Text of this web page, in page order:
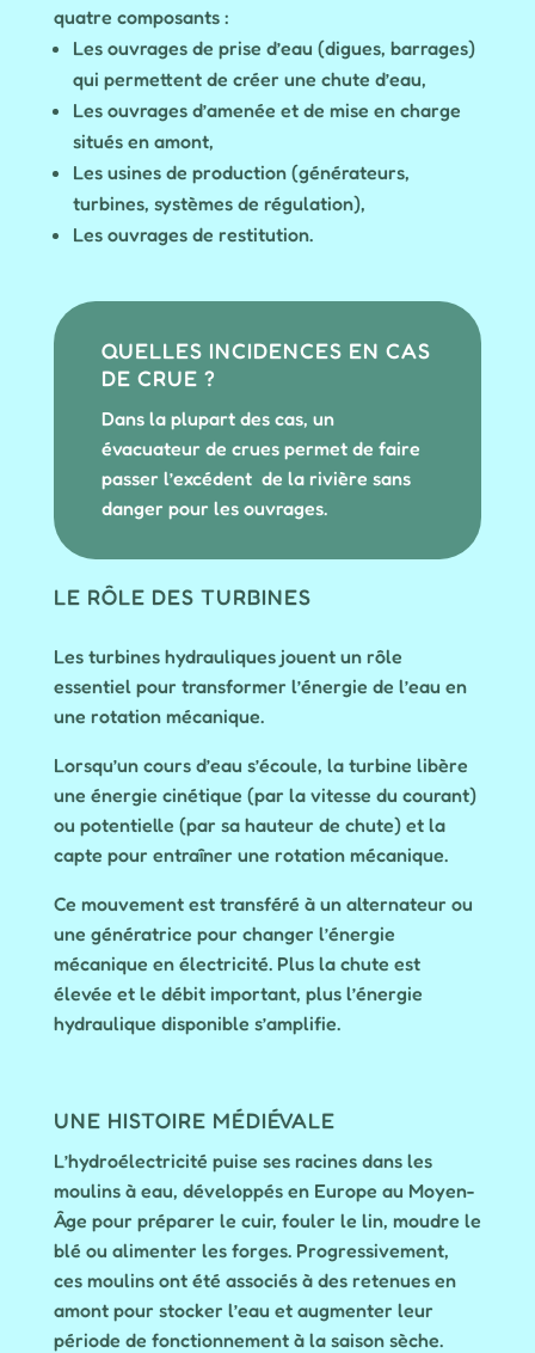
quatre composants :
Les ouvrages de prise d’eau (digues, barrages)
qui permettent de créer une chute d’eau,
Les ouvrages d’amenée et de mise en charge
situés en amont,
Les usines de production (générateurs,
turbines, systèmes de régulation),
Les ouvrages de restitution.
QUELLES INCIDENCES EN CAS
DE CRUE ?
Dans la plupart des cas, un
évacuateur de crues permet de faire
passer l’excédent de la rivière sans
danger pour les ouvrages.
LE RÔLE DES TURBINES
Les turbines hydrauliques jouent un rôle
essentiel pour transformer l’énergie de l’eau en
une rotation mécanique.
Lorsqu’un cours d’eau s’écoule, la turbine libère
une énergie cinétique (par la vitesse du courant)
ou potentielle (par sa hauteur de chute) et la
capte pour entraîner une rotation mécanique.
Ce mouvement est transféré à un alternateur ou
une génératrice pour changer l’énergie
mécanique en électricité. Plus la chute est
élevée et le débit important, plus l’énergie
hydraulique disponible s’amplifie.
UNE HISTOIRE MÉDIÉVALE
L’hydroélectricité puise ses racines dans les
moulins à eau, développés en Europe au Moyen-
Âge pour préparer le cuir, fouler le lin, moudre le
blé ou alimenter les forges. Progressivement,
ces moulins ont été associés à des retenues en
amont pour stocker l’eau et augmenter leur
période de fonctionnement à la saison sèche.